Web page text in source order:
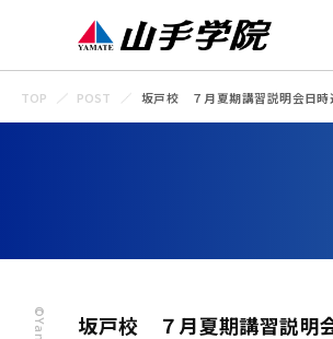
TOP POST 坂戸校 ７月夏期講習説明会日時
坂戸校 ７月夏期講習説明